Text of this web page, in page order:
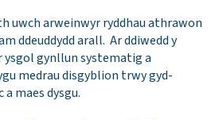
uwch arweinwyr ryddhau athrawon
ddeuddydd arall. Ar ddiwedd y
ysgol gynllun systematig a
medrau disgyblion trwy gyd-
maes dysgu.